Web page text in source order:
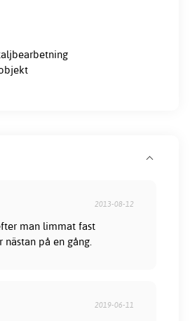
2013-08-12
man limmat fast
nästan på en gång.
2019-06-11